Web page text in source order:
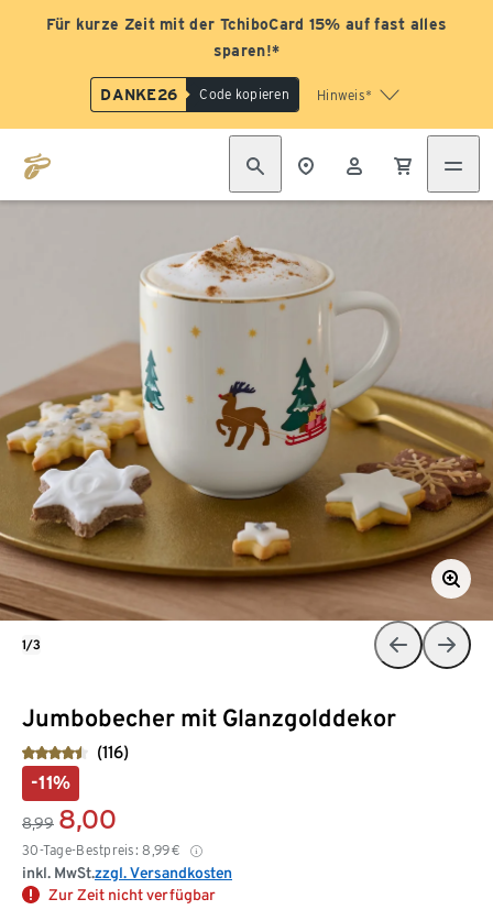
Für kurze Zeit mit der TchiboCard 15% auf fast alles
sparen!*
DANKE26 Code kopieren Hinweis*
Jumbobecher mit Glanzgolddekor
(116)
-11%
8,99 8,00
30-Tage-Bestpreis: 8,99€
inkl. MwSt.zzgl. Versandkosten
Zur Zeit nicht verfügbar
1/3